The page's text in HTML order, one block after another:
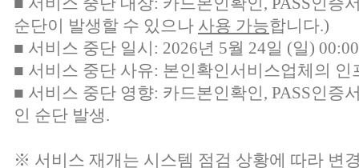
순단이 발생할 수 있으나 사용 가능합니다.)
■ 서비스 중단 일시: 2026년 5월 24일 (일)
■ 서비스 중단 사유: 본인확인서비스업체의 인
■ 서비스 중단 영향: 카드본인확인, PASS인증
인 순단 발생.
※ 서비스 재개는 시스템 점검 상황에 따라 변